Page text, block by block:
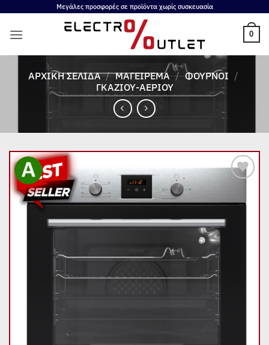
περιεχόμενο
Μεγάλες προσφορές σε προϊόντα χωρίς συσκευασία
0
ΑΡΧΙΚΉ ΣΕΛΊΔΑ / ΜΑΓΕΊΡΕΜΑ / ΦΟΎΡΝΟΙ /
ΓΚΑΖΙΟΎ-ΑΕΡΊΟΥ
wishlist